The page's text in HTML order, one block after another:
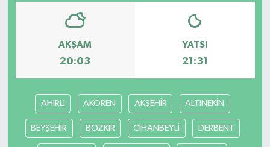
AKŞAM
20:03
YATSI
21:31
AHIRLI AKÖREN AKŞEHİR ALTINEKİN
BEYŞEHİR BOZKIR CİHANBEYLİ DERBENT